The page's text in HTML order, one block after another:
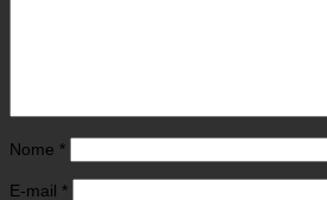
Nome *
E-mail *